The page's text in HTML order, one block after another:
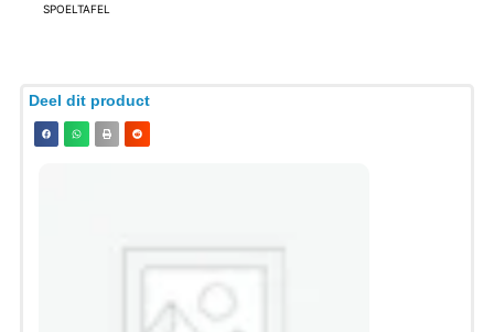
SPOELTAFEL
Deel dit product